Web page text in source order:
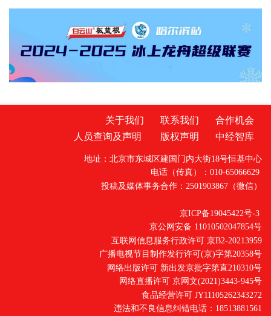
构社会责任，近期，四川天府银行成都分行全
面启动夏日送清凉系列普惠公益行动，通过设
立户外劳动者清凉驿站、深入一线走访慰问等
多种形式，为户外一线工作者送去防暑保障与
关于我们 联系我们
合作机会
人员查询及声明
版权声明 中经智库
地址：北京市东城区建国门内大街18号恒基中心
电话（传真）：010-65066629
投稿及媒体事务合作：2501903867（微信）
京ICP备19045422号-3
京公网安备 11010502047854号
互联网信息服务行政许可 京B2-20213959
广播电视节目制作发行许可(京)字第20358号
网络出版许可 新出发京批字第直210310号
网络直播许可 京网文(2021)3443-945号
食品经营许可 JY11105262343272
违法和不良信息纠错电话：18513881561